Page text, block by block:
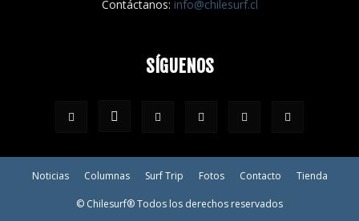
Contáctanos: info@chilesurf.cl
SÍGUENOS
Noticias Columnas Surf Trip Fotos Contacto Tienda
© Chilesurf® Todos los derechos reservados